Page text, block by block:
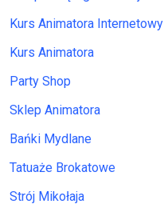
Kurs Animatora Internetowy
Kurs Animatora
Party Shop
Sklep Animatora
Bańki Mydlane
Tatuaże Brokatowe
Strój Mikołaja